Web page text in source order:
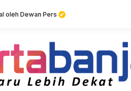
oleh Dewan Pers